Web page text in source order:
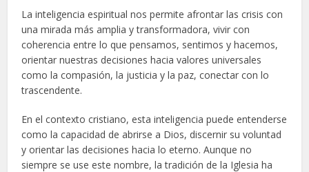
La inteligencia espiritual nos permite afrontar las crisis con
una mirada más amplia y transformadora, vivir con
coherencia entre lo que pensamos, sentimos y hacemos,
orientar nuestras decisiones hacia valores universales
como la compasión, la justicia y la paz, conectar con lo
trascendente.
En el contexto cristiano, esta inteligencia puede entenderse
como la capacidad de abrirse a Dios, discernir su voluntad
y orientar las decisiones hacia lo eterno. Aunque no
siempre se use este nombre, la tradición de la Iglesia ha